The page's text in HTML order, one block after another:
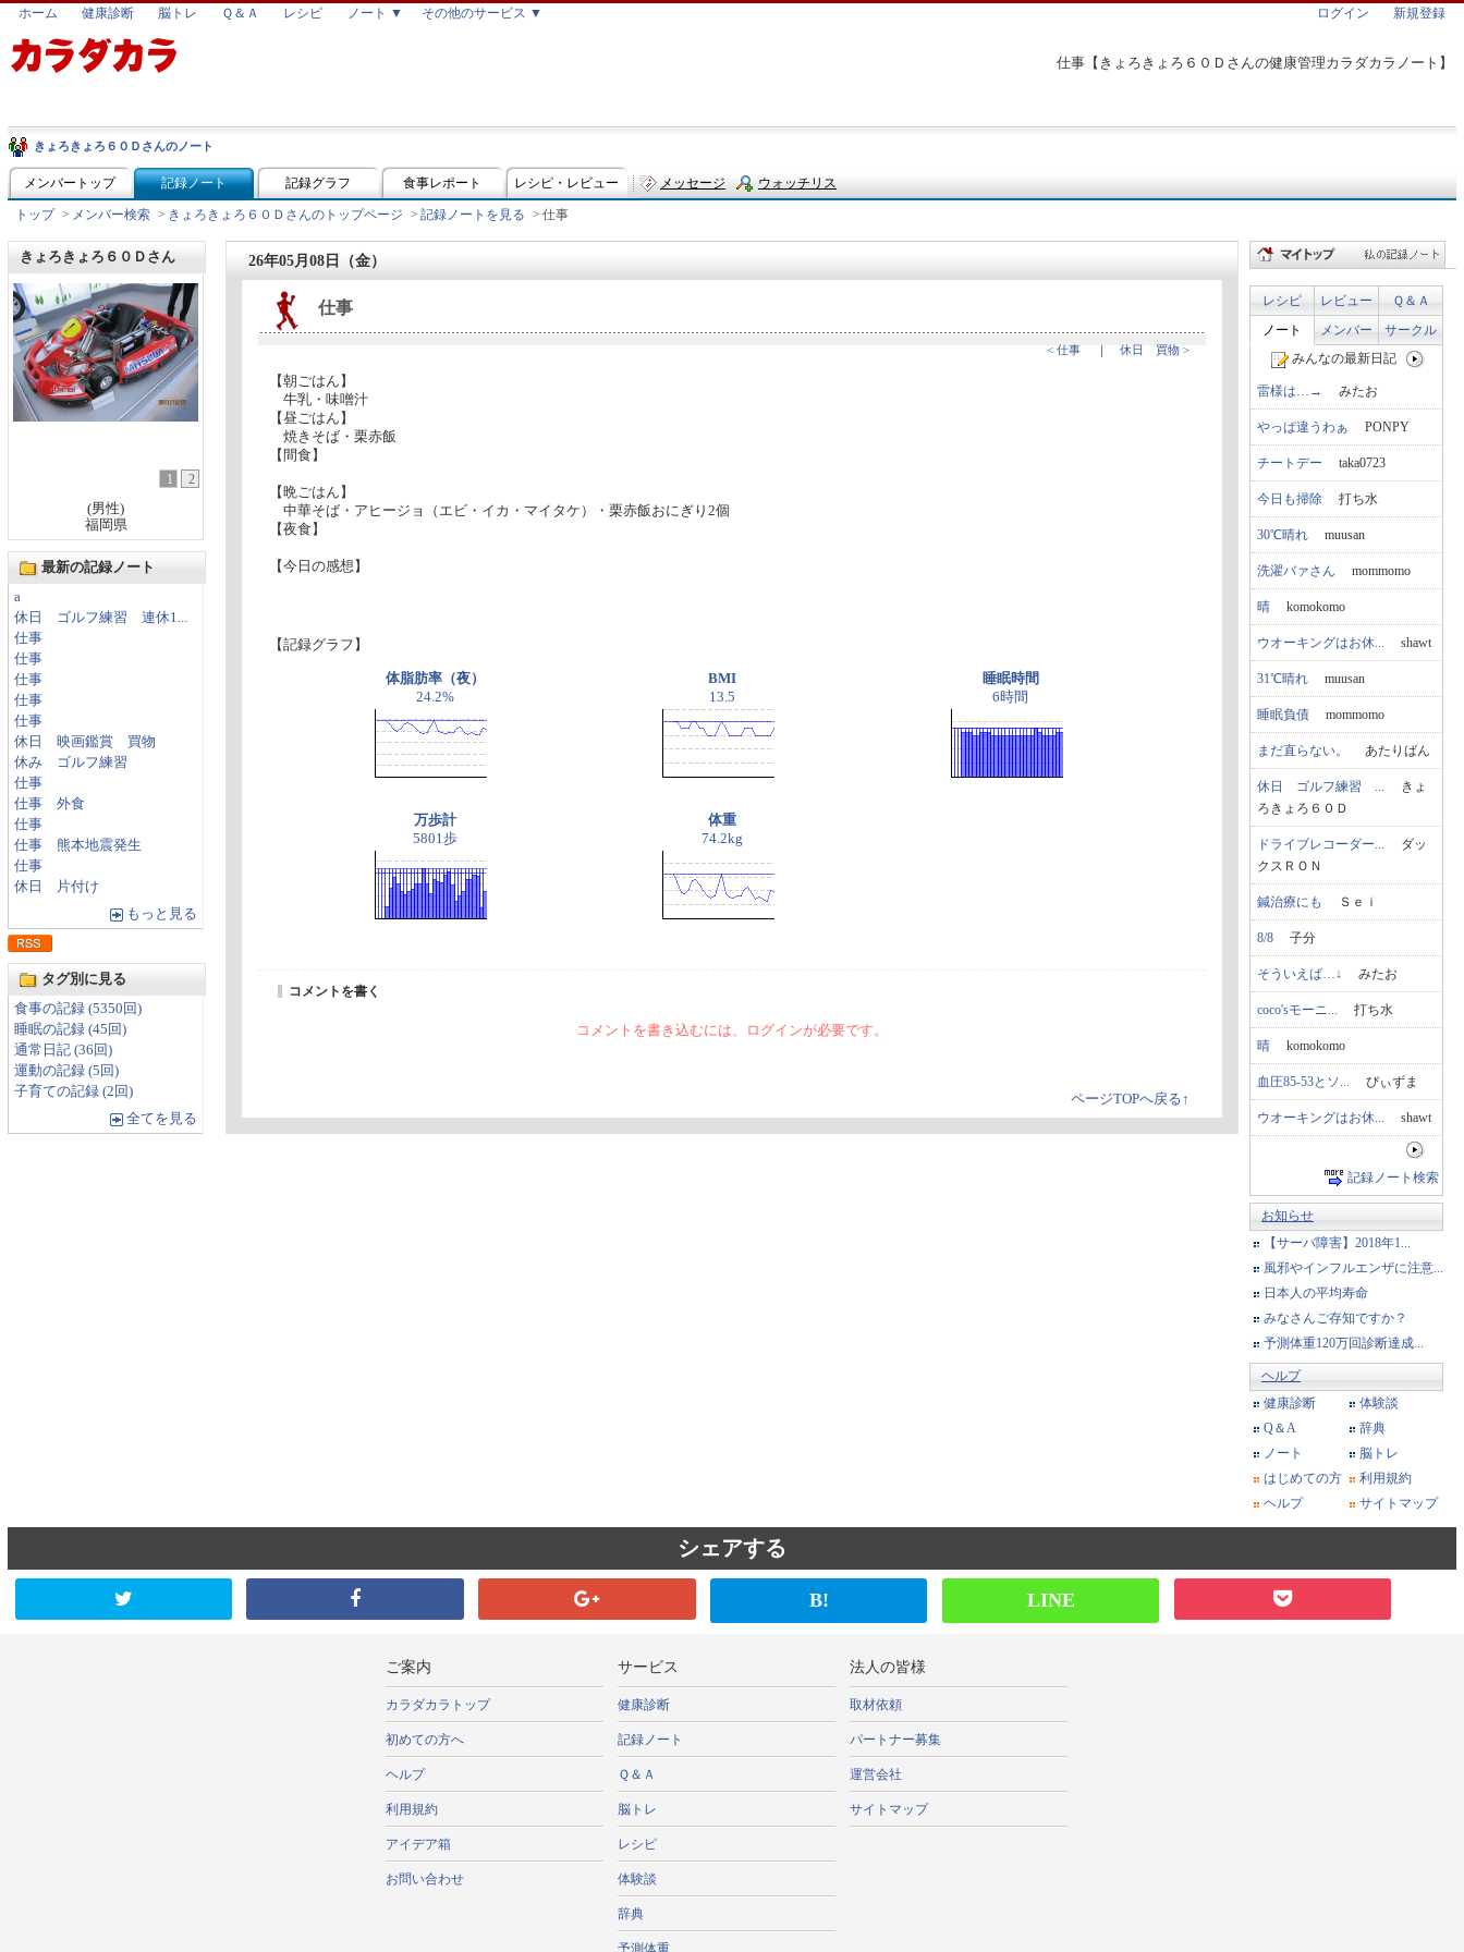
仕事【きょろきょろ６０Ｄさんの健康管理カラダカラノート】
ホーム 健康診断 脳トレ Ｑ＆Ａ レシピ ノート ▼ その他のサービス ▼ ログイン 新規登録
きょろきょろ６０Ｄさんのノート
メンバートップ 記録ノート 記録グラフ 食事レポート レシピ・レビュー メッセージ ウォッチリス
トップ > メンバー検索 > きょろきょろ６０Ｄさんのトップページ > 記録ノートを見る > 仕事
きょろきょろ６０Ｄさん
1
2
(男性)
福岡県
最新の記録ノート
a
休日 ゴルフ練習 連休1...
仕事
仕事
仕事
仕事
仕事
休日 映画鑑賞 買物
休み ゴルフ練習
仕事
仕事 外食
仕事
仕事 熊本地震発生
仕事
休日 片付け
もっと見る
タグ別に見る
食事の記録 (5350回)
睡眠の記録 (45回)
通常日記 (36回)
運動の記録 (5回)
子育ての記録 (2回)
全てを見る
26年05月08日（金）
仕事
< 仕事 ｜ 休日 買物 >
【朝ごはん】
牛乳・味噌汁
【昼ごはん】
焼きそば・栗赤飯
【間食】
【晩ごはん】
中華そば・アヒージョ（エビ・イカ・マイタケ）・栗赤飯おにぎり2個
【夜食】
【今日の感想】
【記録グラフ】
体脂肪率（夜）
24.2%
BMI
13.5
睡眠時間
6時間
万歩計
5801歩
体重
74.2kg
コメントを書く
コメントを書き込むには、ログインが必要です。
ページTOPへ戻る↑
レシピ レビュー
Ｑ＆Ａ
ノート
メンバー
サークル
みんなの最新日記
雷様は…→ みたお
やっぱ違うわぁ PONPY
チートデー taka0723
今日も掃除 打ち水
30℃晴れ muusan
洗濯バァさん mommomo
晴 komokomo
ウオーキングはお休... shawt
31℃晴れ muusan
睡眠負債 mommomo
まだ直らない。 あたりばん
休日 ゴルフ練習 ... きょ
ろきょろ６０Ｄ
ドライブレコーダー... ダッ
クスＲＯＮ
鍼治療にも Ｓｅｉ
8/8 子分
そういえば…↓ みたお
coco'sモーニ... 打ち水
晴 komokomo
血圧85-53とソ... ぴぃずま
ウオーキングはお休... shawt
記録ノート検索
お知らせ
【サーバ障害】2018年1...
風邪やインフルエンザに注意...
日本人の平均寿命
みなさんご存知ですか？
予測体重120万回診断達成...
ヘルプ
健康診断
体験談
Q＆A
辞典
ノート
脳トレ
はじめての方
利用規約
ヘルプ
サイトマップ
シェアする
B! LINE
ご案内
カラダカラトップ
初めての方へ
ヘルプ
利用規約
アイデア箱
お問い合わせ
サービス
健康診断
記録ノート
Ｑ＆Ａ
脳トレ
レシピ
体験談
辞典
予測体重
法人の皆様
取材依頼
パートナー募集
運営会社
サイトマップ